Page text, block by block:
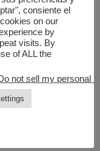
máximo,
consiente el
on our
by
visits. By
of ALL the
not sell my personal